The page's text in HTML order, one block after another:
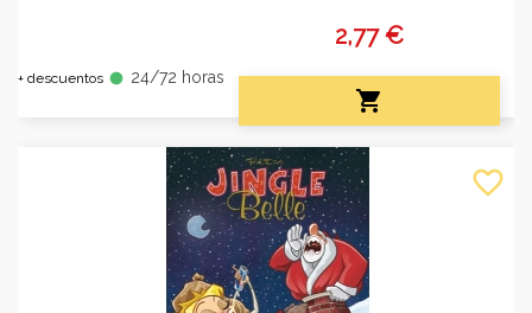
+ descuentos fiber_manual_record 24/72 horas
2,77 €

favorite_border